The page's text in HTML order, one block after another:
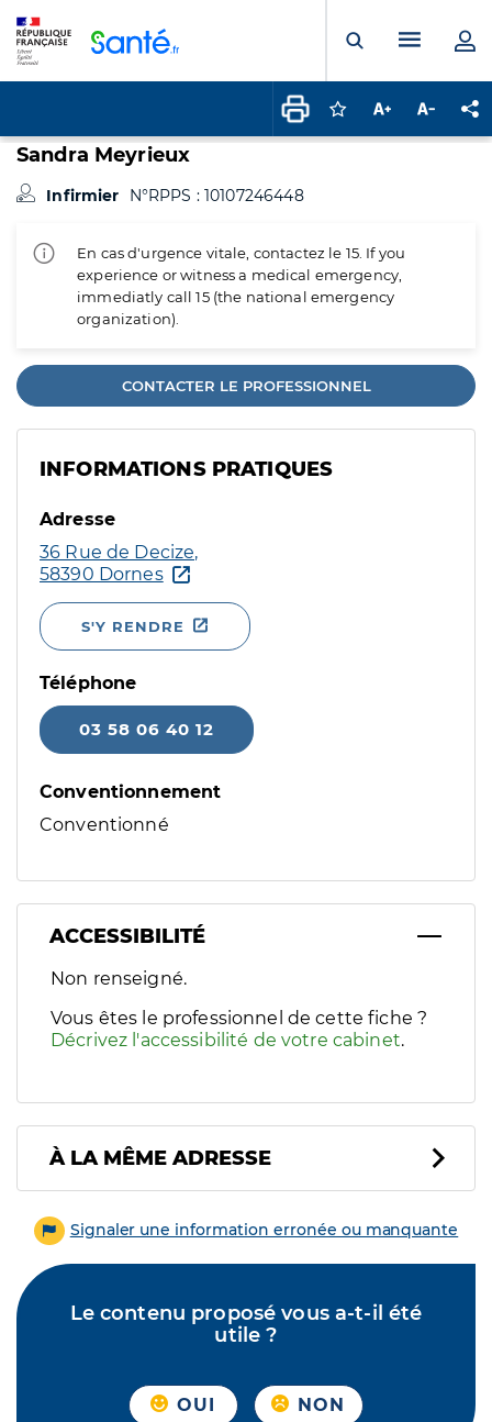
Ouvrir laMenu
Connectez-vous
Augmenter la
Sandra Meyrieux
Infirmier N°RPPS : 10107246448
En cas d'urgence vitale, contactez le 15. If you
experience or witness a medical emergency,
immediatly call 15 (the national emergency
organization).
CONTACTER LE PROFESSIONNEL
INFORMATIONS PRATIQUES
Adresse
36 Rue de Decize,
58390 Dornes
S'Y RENDRE
Téléphone
03 58 06 40 12
Conventionnement
Conventionné
ACCESSIBILITÉ
Filtres
Sélectionnez un ou plusieurs handicaps/besoins
Non renseigné.
Vous êtes le professionnel de cette fiche ?
Décrivez l'accessibilité de votre cabinet.
À LA MÊME ADRESSE
Signaler une information erronée ou manquante
Le contenu proposé vous a-t-il été
utile ?
OUI NON